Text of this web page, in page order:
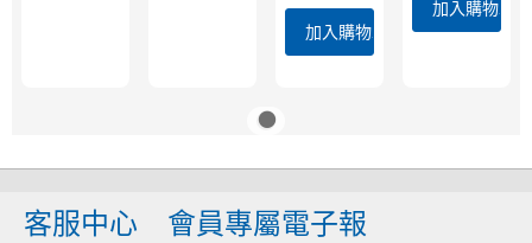
加入購物車
加入購物車
客服中心 會員專屬電子報